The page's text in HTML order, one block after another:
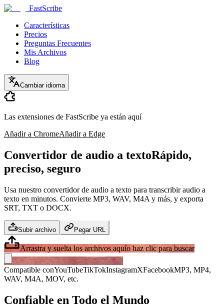
FastScribe
Características
Precios
Preguntas Frecuentes
Mis Archivos
Blog
Cambiar idioma
Las extensiones de FastScribe ya están aquí
Añadir a ChromeAñadir a Edge
Convertidor de audio a textoRápido,
preciso, seguro
Usa nuestro convertidor de audio a texto para transcribir audio a
texto en minutos. Convierte MP3, WAV, M4A y más, y exporta
SRT, TXT o DOCX.
Subir archivo Pegar URL
Arrastra y suelta los archivos aquío haz clic para buscar
Compatible conYouTubeTikTokInstagramXFacebookMP3, MP4,
WAV, M4A, MOV, etc.
Confiable en Todo el Mundo